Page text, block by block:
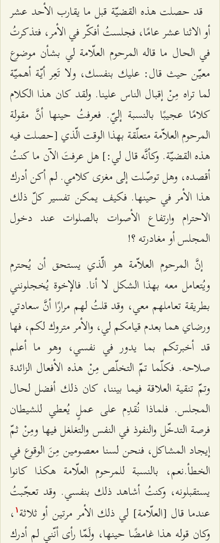
قد حصلت هذه القضيّة قبل ما يقارب الأحد عشر
أو الاثنا عشر عامًا، فجلستُ أفكّر في الأمر، فتذكرتُ
في الحال ما قاله المرحوم العلّامة لي بشأن موضوع
معيّن حيث قال: عليك بنفسك، ولا تَعِر أيّة أهميّة
لما تراه مِنْ إقبال الناس علينا. ولقد كان هذا الكلام
كلامًا عجيبًا بالنسبة إليّ. فعرفتُ حينها أنَّ مقولة
المرحوم العلاّمة متعلّقة بهذا الوقت الّذي [حصلت فيه
هذه القضيّة. وكأنَّه قال لي:] هل عرفتَ الآن ما كنتُ
أقصده، وهل توصّلت إلى مغزى كلامي. لم أكن أدرك
هذا الأمر في حينها. فكيف يمكن تفسير كلّ ذلك
الاحترام وارتفاع الأصوات بالصلوات عند دخول
المجلس أو مغادرته ؟!
إنَّ المرحوم العلاّمة هو الّذي يستحق أن يُحترم
ويُتعامل معه بهذا الشكل لا أنا. فالإخوة يُخجلونني
بطريقة تعاملهم معي، وقد قلتُ لهم مرارًا أنَّ سعادتي
ورضاي هما بعدم قيامكم لي، والأمر متروك لكم، فها
قد أخبرتكم بما يدور في نفسي، وهو ما أعلم
صلاحه. فكلّما تمّ التخلّص مِنْ هذه الأفعال الزائدة
وتمّ تنقية العلاقة فيما بيننا، كان ذلك أفضل لحال
المجلس. فلماذا نُقدِم على عملٍ يُعطي للشيطان
فرصة التدخّل والنفوذ في النفس والتغلغل فيها ومِنْ ثمّ
إيجاد المشاكل، فنحن لسنا معصومين مِنَ الوقوع في
الخطأ.نعم، بالنسبة للمرحوم العلّامة هكذا كانوا
يستقبلونه، وكنتُ أشاهد ذلك بنفسي. وقد تعجّبتُ
عندما قال [العلّامة] لي ذلك الأمر مرتين أو ثلاثة ۱ ،
وكان قوله هذا غامضًا حينها، ولَمّا رأى أنّني لم أدرك